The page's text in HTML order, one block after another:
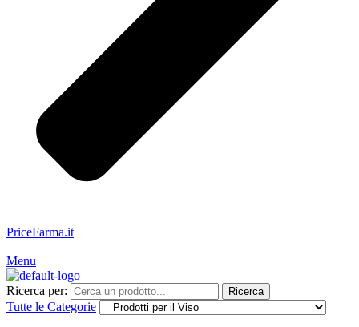
PriceFarma.it
Menu
Ricerca per: Ricerca
Tutte le Categorie